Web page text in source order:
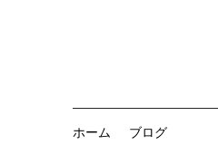
ホーム ブログ